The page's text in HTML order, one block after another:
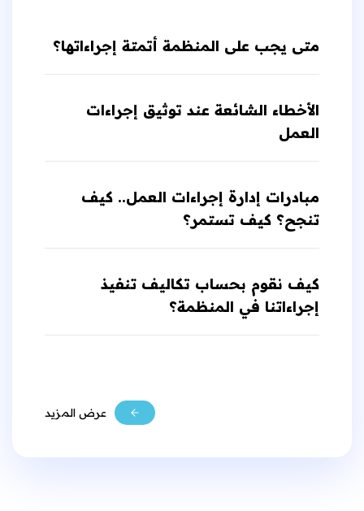
متى يجب على المنظمة أتمتة إجراءاتها؟
الأخطاء الشائعة عند توثيق إجراءات
العمل
مبادرات إدارة إجراءات العمل.. كيف
تنجح؟ كيف تستمر؟
كيف نقوم بحساب تكاليف تنفيذ
إجراءاتنا في المنظمة؟
عرض المزيد